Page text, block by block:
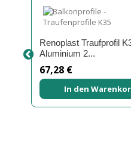
Renoplast Traufprofil
Aluminium 2...
67,28 €
In den